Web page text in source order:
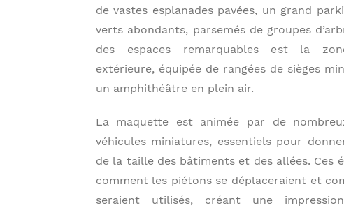
de vastes esplanades pavées, un grand
verts abondants, parsemés de groupes
des espaces remarquables est la
extérieure, équipée de rangées de sièges
un amphithéâtre en plein air.
La maquette est animée par de
véhicules miniatures, essentiels pour
de la taille des bâtiments et des allées. Ces
comment les piétons se déplaceraient et
seraient utilisés, créant une